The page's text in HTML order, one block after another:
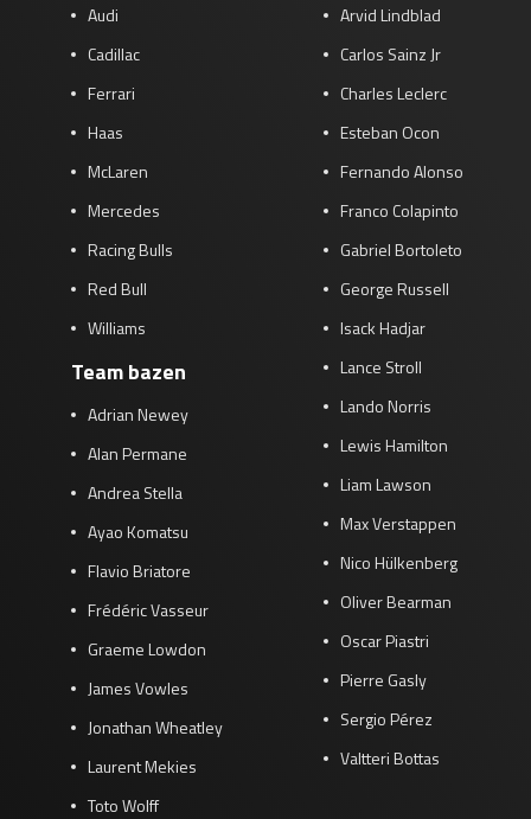
Audi
Cadillac
Ferrari
Haas
McLaren
Mercedes
Racing Bulls
Red Bull
Williams
Team bazen
Adrian Newey
Alan Permane
Andrea Stella
Ayao Komatsu
Flavio Briatore
Frédéric Vasseur
Graeme Lowdon
James Vowles
Jonathan Wheatley
Laurent Mekies
Toto Wolff
Arvid Lindblad
Carlos Sainz Jr
Charles Leclerc
Esteban Ocon
Fernando Alonso
Franco Colapinto
Gabriel Bortoleto
George Russell
Isack Hadjar
Lance Stroll
Lando Norris
Lewis Hamilton
Liam Lawson
Max Verstappen
Nico Hülkenberg
Oliver Bearman
Oscar Piastri
Pierre Gasly
Sergio Pérez
Valtteri Bottas